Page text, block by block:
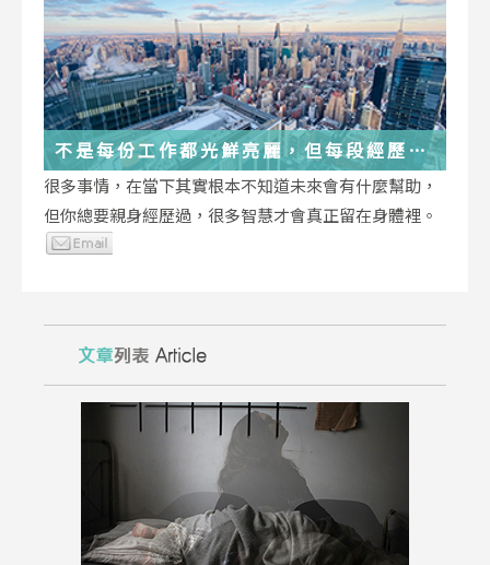
不是每份工作都光鮮亮麗，但每段經歷都
在偷偷改變你
很多事情，在當下其實根本不知道未來會有什麼幫助，
但你總要親身經歷過，很多智慧才會真正留在身體裡。